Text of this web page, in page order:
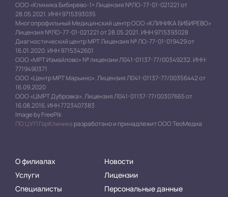
ООО «Клиника Бибирево-1» Лицензия №ЛО-77-01-021221 от
28.05.2021. ИНН 9715393035
Многопрофильный Медицинский центр ООО «КЛИНИКА БИБИРЕВО»
Лицензия №ЛО-77-01-021221 от 28.05.2021. ИНН 9715393028
Диагностический центр МРТ Лицензия № ЛО-77-01-019429 от
16.01.2020. ИНН 9715342601
ООО «МРТ Измайлово» № лицензии Л041-01137-77/00349232. ИНН:
7719490371
ООО «Центр МРТ Марьино». Лицензия Л041-01137-77/00356442 от
16.09.2020
ООО «ЦМРТ Дубровка». Лицензия Л041-01137-77/00307665 от
16.08.2016. ИНН 7723407383
Image by FreePik
ПО ЦУП ГорКлиника разработано и принадлежит ООО ТеоМедиа
О филиалах
Услуги
Специалисты
Новости
Лицензии
Персональные данные